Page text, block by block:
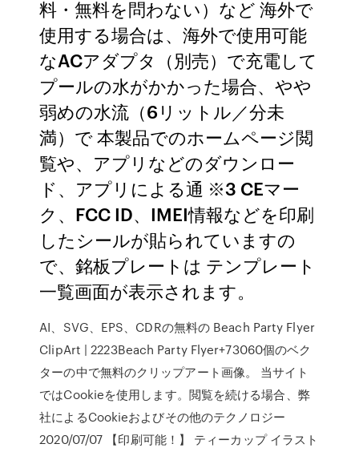
料・無料を問わない）など 海外で
使用する場合は、海外で使用可能
なACアダプタ（別売）で充電して
プールの水がかかった場合、やや
弱めの水流（6リットル／分未
満）で 本製品でのホームページ閲
覧や、アプリなどのダウンロー
ド、アプリによる通 ※3 CEマー
ク、FCC ID、IMEI情報などを印刷
したシールが貼られていますの
で、銘板プレートは テンプレート
一覧画面が表示されます。
AI、SVG、EPS、CDRの無料の Beach Party Flyer
ClipArt | 2223Beach Party Flyer+73060個のベク
ターの中で無料のクリップアート画像。 当サイト
ではCookieを使用します。閲覧を続ける場合、弊
社によるCookieおよびその他のテクノロジー
2020/07/07 【印刷可能！】 ティーカップ イラスト